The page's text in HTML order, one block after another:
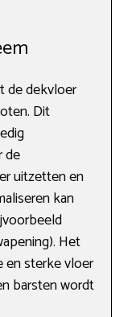
de dekvloer
Dit
de
uitzetten en
kan
Het
en sterke vloer
barsten wordt